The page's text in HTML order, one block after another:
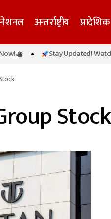
नेशनल अन्तर्राष्ट्रीय प्रादेशिक
Stay Updated! Watch
Stock